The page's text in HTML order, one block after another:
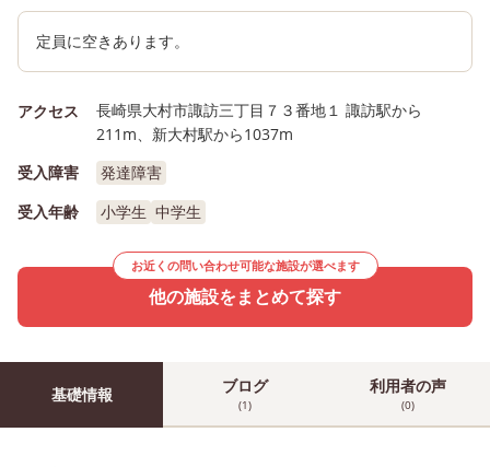
定員に空きあります。
アクセス
長崎県大村市諏訪三丁目７３番地１ 諏訪駅から
211m、新大村駅から1037m
受入障害
発達障害
受入年齢
小学生 中学生
お近くの問い合わせ可能な施設が選べます
他の施設をまとめて探す
基礎情報 ブログ
(1)
利用者の声
(0)